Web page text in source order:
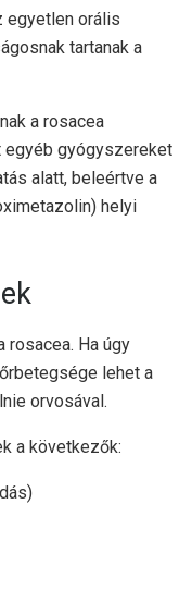
egyetlen orális
tartanak a
a rosacea
egyéb gyógyszereket
alatt, beleértve a
helyi
rosacea. Ha úgy
lehet a
orvosával.
a következők: